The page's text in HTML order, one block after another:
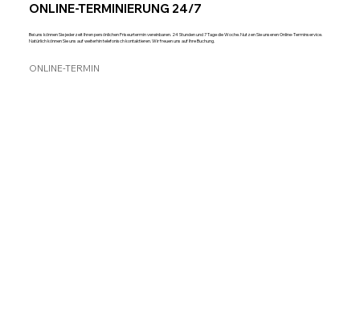
ONLINE-TERMINIERUNG 24/7
Bei uns können Sie jederzeit Ihren persönlichen Friseurtermin vereinbaren. 24 Stunden und 7 Tage die Woche. Nutzen Sie unseren Online-Terminservice.
Natürlich können Sie uns auf weiterhin telefonisch kontaktieren. Wir freuen uns auf Ihre Buchung.
ONLINE-TERMIN